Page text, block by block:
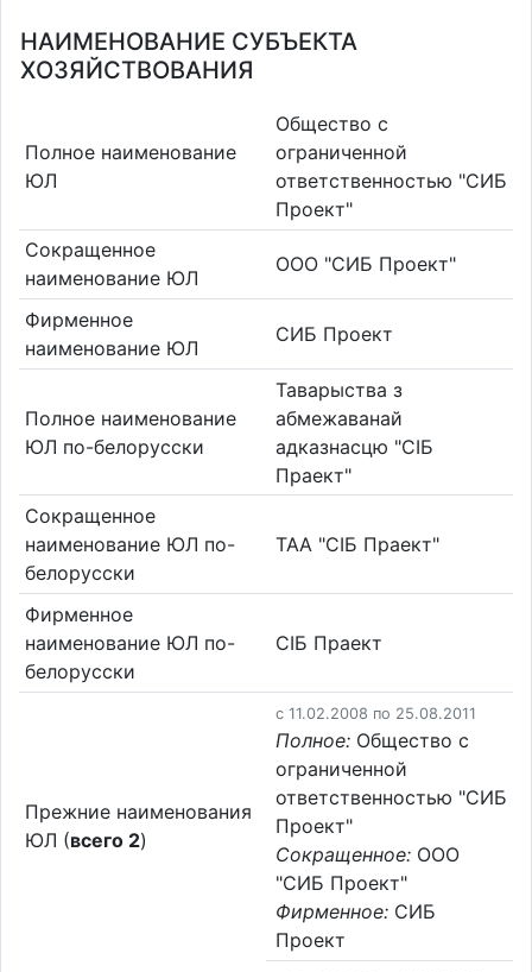
НАИМЕНОВАНИЕ СУБЪЕКТА
ХОЗЯЙСТВОВАНИЯ
Полное наименование
ЮЛ
Общество с
ограниченной
ответственностью "СИБ
Проект"
Сокращенное
наименование ЮЛ
ООО "СИБ Проект"
Фирменное
наименование ЮЛ
СИБ Проект
Полное наименование
ЮЛ по-белорусски
Таварыства з
абмежаванай
адказнасцю "СІБ
Праект"
Сокращенное
наименование ЮЛ по-
белорусски
ТАА "СІБ Праект"
Фирменное
наименование ЮЛ по-
белорусски
СІБ Праект
Прежние наименования
ЮЛ (всего 2)
c 11.02.2008 по 25.08.2011
Полное: Общество с
ограниченной
ответственностью "СИБ
Проект"
Сокращенное: ООО
"СИБ Проект"
Фирменное: СИБ
Проект